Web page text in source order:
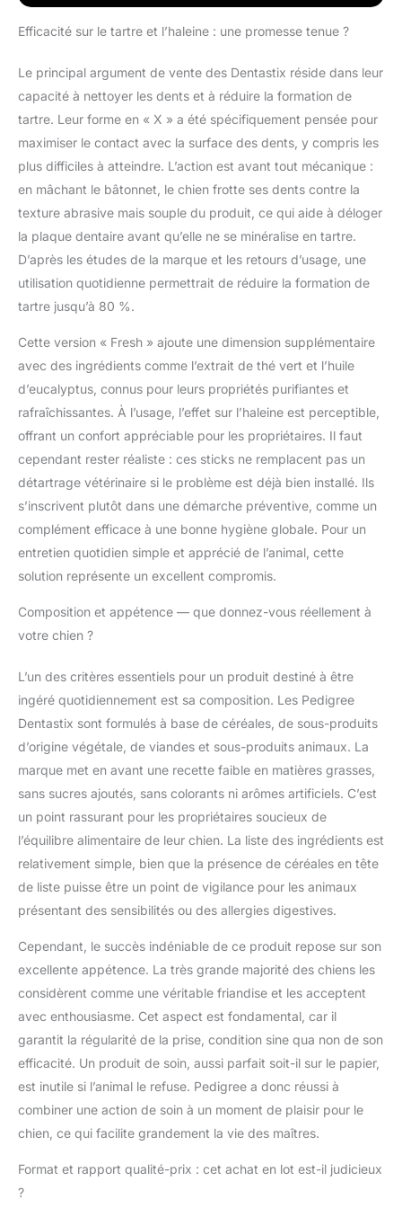
formation de tartre
jusqu'à 80%, nettoient
atteindre et contribuent
produit 1: Avec de
l'extrait de thé vert et
d'huile d'eucalyptus
pour favoriser une
sticks sont faibles en
matières grasses, sans
sucre ajouté et sans
colorant ni arôme
artificiels produit 1:
moins de 4 mois /
Convient aux chiens de
plus de 25kg / Veillez à
toujours laisser un bol
disposition produit 2:
En offrant un
savoureux bâtonnet à
mâcher DentaStix Daily
votre chien, vous
contribuez à améliorer
son hygiène bucco-
Triple action
mâcher réduisent la
jusqu'à 80%, nettoient
les dents difficiles à
atteindre et contribuent
à des gencives saines
matières grasses, sans
sucre ajouté, sans
colorant ni arôme
artificiels, les sticks
pour grands chiens ont
un faible apport en
calories produit 2:
par jour / Ne convient
pas aux chiots de
moins de 4 mois /
Convient aux chiens de
toujours laisser un bol
d'eau fraîche à
disposition
Efficacité sur le tartre et l’haleine : une promesse tenue ?
Le principal argument de vente des Dentastix réside dans leur
capacité à nettoyer les dents et à réduire la formation de
tartre. Leur forme en « X » a été spécifiquement pensée pour
maximiser le contact avec la surface des dents, y compris les
plus difficiles à atteindre. L’action est avant tout mécanique :
en mâchant le bâtonnet, le chien frotte ses dents contre la
texture abrasive mais souple du produit, ce qui aide à déloger
la plaque dentaire avant qu’elle ne se minéralise en tartre.
D’après les études de la marque et les retours d’usage, une
utilisation quotidienne permettrait de réduire la formation de
tartre jusqu’à 80 %.
Cette version « Fresh » ajoute une dimension supplémentaire
avec des ingrédients comme l’extrait de thé vert et l’huile
d’eucalyptus, connus pour leurs propriétés purifiantes et
rafraîchissantes. À l’usage, l’effet sur l’haleine est perceptible,
offrant un confort appréciable pour les propriétaires. Il faut
cependant rester réaliste : ces sticks ne remplacent pas un
détartrage vétérinaire si le problème est déjà bien installé. Ils
s’inscrivent plutôt dans une démarche préventive, comme un
complément efficace à une bonne hygiène globale. Pour un
entretien quotidien simple et apprécié de l’animal, cette
solution représente un excellent compromis.
Composition et appétence — que donnez-vous réellement à
votre chien ?
L’un des critères essentiels pour un produit destiné à être
ingéré quotidiennement est sa composition. Les Pedigree
Dentastix sont formulés à base de céréales, de sous-produits
d’origine végétale, de viandes et sous-produits animaux. La
marque met en avant une recette faible en matières grasses,
sans sucres ajoutés, sans colorants ni arômes artificiels. C’est
un point rassurant pour les propriétaires soucieux de
l’équilibre alimentaire de leur chien. La liste des ingrédients est
relativement simple, bien que la présence de céréales en tête
de liste puisse être un point de vigilance pour les animaux
présentant des sensibilités ou des allergies digestives.
Cependant, le succès indéniable de ce produit repose sur son
excellente appétence. La très grande majorité des chiens les
considèrent comme une véritable friandise et les acceptent
avec enthousiasme. Cet aspect est fondamental, car il
garantit la régularité de la prise, condition sine qua non de son
efficacité. Un produit de soin, aussi parfait soit-il sur le papier,
est inutile si l’animal le refuse. Pedigree a donc réussi à
combiner une action de soin à un moment de plaisir pour le
chien, ce qui facilite grandement la vie des maîtres.
Format et rapport qualité-prix : cet achat en lot est-il judicieux
?